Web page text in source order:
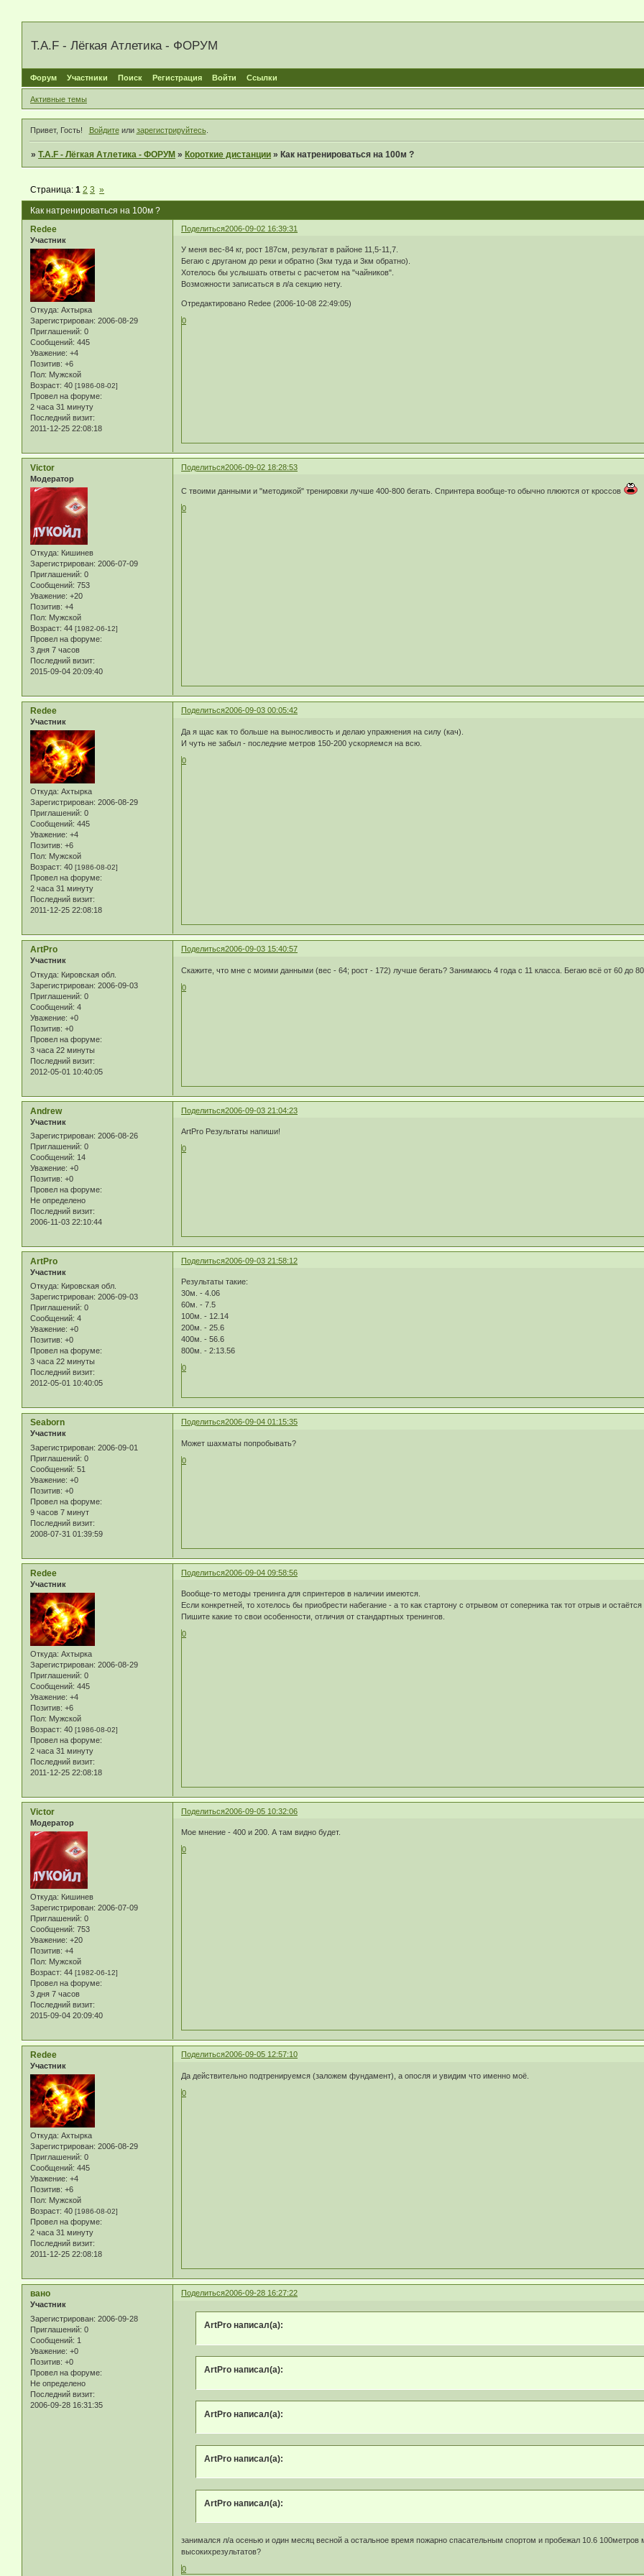
T.A.F - Лёгкая Атлетика - ФОРУМ
Форум Участники Поиск Регистрация Войти Ссылки
Активные темы
Привет, Гость! Войдитеили зарегистрируйтесь.
»T.A.F - Лёгкая Атлетика - ФОРУМ » Короткие дистанции » Как натренироваться на 100м ?
Как натренироваться на 100м ?
Страница:1 2 3 »
Поделиться2006-09-02 16:39:31
Redee
Участник
Откуда: Ахтырка
Зарегистрирован: 2006-08-29
Приглашений: 0
Сообщений: 445
Уважение: +4
Позитив: +6
Пол: Мужской
Возраст: 40 [1986-08-02]
Провел на форуме:
2 часа 31 минуту
Последний визит:
2011-12-25 22:08:18
У меня вес-84 кг, рост 187см, результат в районе 11,5-11,7.
Бегаю с друганом до реки и обратно (3км туда и 3км обратно).
Хотелось бы услышать ответы с расчетом на "чайников".
Возможности записаться в л/а секцию нету.
Отредактировано Redee (2006-10-08 22:49:05)
0
Поделиться2006-09-02 18:28:53
Victor
Модератор
Откуда: Кишинев
Зарегистрирован: 2006-07-09
Приглашений: 0
Сообщений: 753
Уважение: +20
Позитив: +4
Пол: Мужской
Возраст: 44 [1982-06-12]
Провел на форуме:
3 дня 7 часов
Последний визит:
2015-09-04 20:09:40
С твоими данными и "методикой" тренировки лучше 400-800 бегать. Спринтера вообще-то обычно плюются от кроссов
0
Поделиться2006-09-03 00:05:42
Redee
Участник
Откуда: Ахтырка
Зарегистрирован: 2006-08-29
Приглашений: 0
Сообщений: 445
Уважение: +4
Позитив: +6
Пол: Мужской
Возраст: 40 [1986-08-02]
Провел на форуме:
2 часа 31 минуту
Последний визит:
2011-12-25 22:08:18
Да я щас как то больше на выносливость и делаю упражнения на силу (кач).
И чуть не забыл - последние метров 150-200 ускоряемся на всю.
0
Поделиться2006-09-03 15:40:57
ArtPro
Участник
Откуда: Кировская обл.
Зарегистрирован: 2006-09-03
Приглашений: 0
Сообщений: 4
Уважение: +0
Позитив: +0
Провел на форуме:
3 часа 22 минуты
Последний визит:
2012-05-01 10:40:05
Скажите, что мне с моими данными (вес - 64; рост - 172) лучше бегать? Занимаюсь 4 года с 11 класса. Бегаю всё от 60 до
0
Поделиться2006-09-03 21:04:23
Andrew
Участник
Зарегистрирован: 2006-08-26
Приглашений: 0
Сообщений: 14
Уважение: +0
Позитив: +0
Провел на форуме:
Не определено
Последний визит:
2006-11-03 22:10:44
ArtPro Результаты напиши!
0
Поделиться2006-09-03 21:58:12
ArtPro
Участник
Откуда: Кировская обл.
Зарегистрирован: 2006-09-03
Приглашений: 0
Сообщений: 4
Уважение: +0
Позитив: +0
Провел на форуме:
3 часа 22 минуты
Последний визит:
2012-05-01 10:40:05
Результаты такие:
30м. - 4.06
60м. - 7.5
100м. - 12.14
200м. - 25.6
400м. - 56.6
800м. - 2:13.56
0
Поделиться2006-09-04 01:15:35
Seaborn
Участник
Зарегистрирован: 2006-09-01
Приглашений: 0
Сообщений: 51
Уважение: +0
Позитив: +0
Провел на форуме:
9 часов 7 минут
Последний визит:
2008-07-31 01:39:59
Может шахматы попробывать?
0
Поделиться2006-09-04 09:58:56
Redee
Участник
Откуда: Ахтырка
Зарегистрирован: 2006-08-29
Приглашений: 0
Сообщений: 445
Уважение: +4
Позитив: +6
Пол: Мужской
Возраст: 40 [1986-08-02]
Провел на форуме:
2 часа 31 минуту
Последний визит:
2011-12-25 22:08:18
Вообще-то методы тренинга для спринтеров в наличии имеются.
Если конкретней, то хотелось бы приобрести набегание - а то как стартону с отрывом от соперника так тот отрыв и
Пишите какие то свои особенности, отличия от стандартных тренингов.
0
Поделиться2006-09-05 10:32:06
Victor
Модератор
Откуда: Кишинев
Зарегистрирован: 2006-07-09
Приглашений: 0
Сообщений: 753
Уважение: +20
Позитив: +4
Пол: Мужской
Возраст: 44 [1982-06-12]
Провел на форуме:
3 дня 7 часов
Последний визит:
2015-09-04 20:09:40
Мое мнение - 400 и 200. А там видно будет.
0
Поделиться2006-09-05 12:57:10
Redee
Участник
Откуда: Ахтырка
Зарегистрирован: 2006-08-29
Приглашений: 0
Сообщений: 445
Уважение: +4
Позитив: +6
Пол: Мужской
Возраст: 40 [1986-08-02]
Провел на форуме:
2 часа 31 минуту
Последний визит:
2011-12-25 22:08:18
Да действительно подтренируемся (заложем фундамент), а опосля и увидим что именно моё.
0
Поделиться2006-09-28 16:27:22
вано
Участник
Зарегистрирован: 2006-09-28
Приглашений: 0
Сообщений: 1
Уважение: +0
Позитив: +0
Провел на форуме:
Не определено
Последний визит:
2006-09-28 16:31:35
ArtPro написал(а):
ArtPro написал(а):
ArtPro написал(а):
ArtPro написал(а):
ArtPro написал(а):
занимался л/a осенью и один месяц весной а остальное время пожарно спасательным спортом и пробежал 10.6
высокихрезультатов?
0